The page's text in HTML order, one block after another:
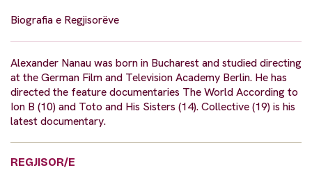
Biografia e Regjisorëve
Alexander Nanau was born in Bucharest and studied directing
at the German Film and Television Academy Berlin. He has
directed the feature documentaries The World According to
Ion B (10) and Toto and His Sisters (14). Collective (19) is his
latest documentary.
REGJISOR/E